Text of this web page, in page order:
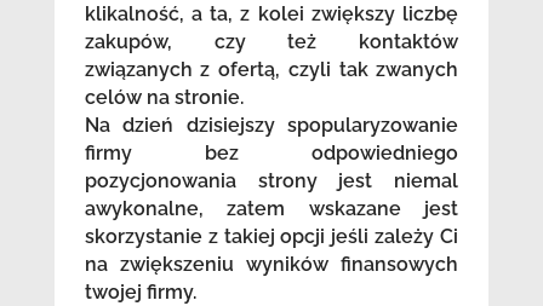
klikalność, a ta, z kolei zwiększy liczbę
zakupów, czy też kontaktów
związanych z ofertą, czyli tak zwanych
celów na stronie.
Na dzień dzisiejszy spopularyzowanie
firmy bez odpowiedniego
pozycjonowania strony jest niemal
awykonalne, zatem wskazane jest
skorzystanie z takiej opcji jeśli zależy Ci
na zwiększeniu wyników finansowych
twojej firmy.